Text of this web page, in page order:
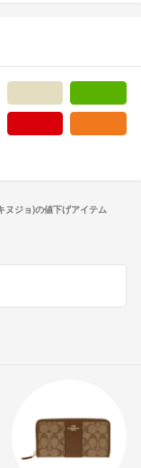
ヌジョ)の値下げアイテム